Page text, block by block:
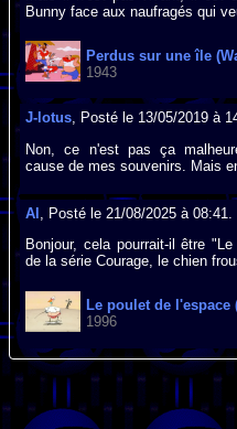
Bunny face aux naufragés qui
Perdus sur une île
1943
J-lotus, Posté le 13/05/2019 à
Non, ce n'est pas ça
cause de mes souvenirs. Mais
Al
, Posté le 21/08/2025 à 08:41.
Bonjour, cela pourrait-il être
de la série Courage, le chien
Le poulet de l'espace
1996